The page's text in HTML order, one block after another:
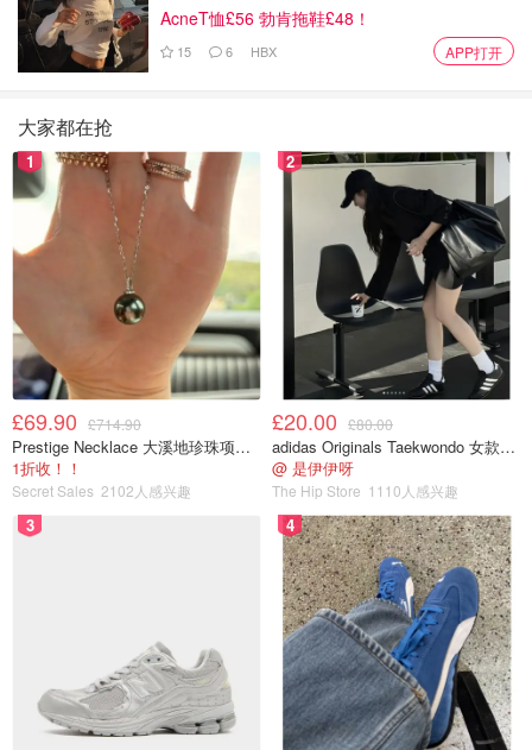
AcneT恤£56 勃肯拖鞋£48！
15 6 HBX APP打开
大家都在抢
1
£69.90 £714.90
Prestige Necklace 大溪地珍珠项链 10-11mm
1折收！！
Secret Sales 2102人感兴趣
2
£20.00 £80.00
adidas Originals Taekwondo 女款黑色运动鞋
@ 是伊伊呀
The Hip Store 1110人感兴趣
3 4